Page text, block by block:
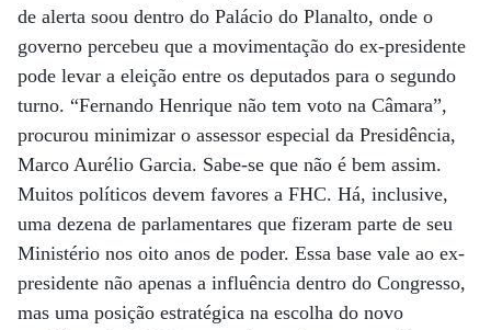
de alerta soou dentro do Palácio do Planalto, onde o
governo percebeu que a movimentação do ex-presidente
pode levar a eleição entre os deputados para o segundo
turno. “Fernando Henrique não tem voto na Câmara”,
procurou minimizar o assessor especial da Presidência,
Marco Aurélio Garcia. Sabe-se que não é bem assim.
Muitos políticos devem favores a FHC. Há, inclusive,
uma dezena de parlamentares que fizeram parte de seu
Ministério nos oito anos de poder. Essa base vale ao ex-
presidente não apenas a influência dentro do Congresso,
mas uma posição estratégica na escolha do novo